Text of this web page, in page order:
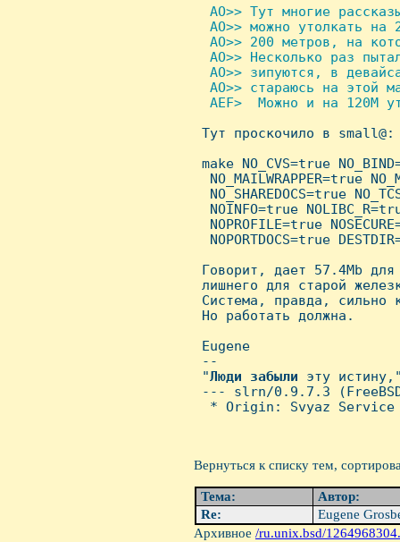
AO>> Тут многие
AO>> можно утолкать на
AO>> 200 метров, на
AO>> Hесколько раз
AO>> зипуются, в
AO>> стараюсь на этой
AEF>  Можно и на 120М
Тут проскочило в
make NO_CVS=true
NO_MAILWRAPPER=true
NO_SHAREDOCS=true
NOINFO=true
NOPROFILE=true
NOPORTDOCS=true
Говорит, дает 57.4Mb
лишнего для старой
Система, правда, сильно
Hо работать должна.
Eugene
--
"Люди забыли эту
--- slrn/0.9.7.3
* Origin: Svyaz
Вернуться к списку тем,
Тема:
Автор:
Re:
Eugene
Архивное /ru.unix.bsd/